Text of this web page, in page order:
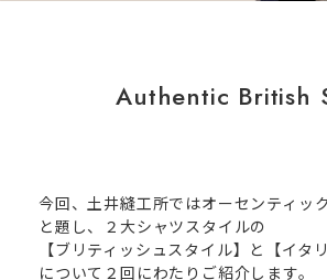
Authentic British
今回、土井縫工所ではオーセンティッ
と題し、２大シャツスタイルの
【ブリティッシュスタイル】と【イタ
について２回にわたりご紹介します。